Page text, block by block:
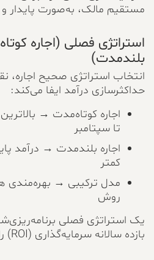
مستقیم مالک، به‌صورت پایدار
استراتژی فصلی (اجاره
بلندمدت)
انتخاب استراتژی صحیح اجاره،
حداکثرسازی درآمد ایفا می‌کند:
اجاره کوتاه‌مدت →
تا سپتامبر
اجاره بلندمدت → درآمد
کمتر
مدل ترکیبی → بهره‌مندی
روش
یک استراتژی فصلی
بازده سالانه سرمایه‌گذاری (ROI) را تا